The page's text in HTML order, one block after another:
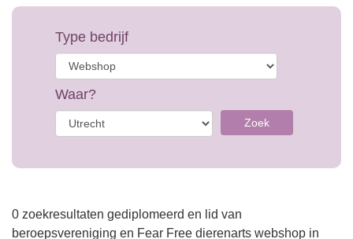
Type bedrijf
Waar?
Zoek
0 zoekresultaten gediplomeerd en lid van
beroepsvereniging en Fear Free dierenarts webshop in